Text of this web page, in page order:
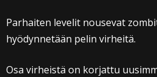
Parhaiten levelit nousevat
hyödynnetään pelin virheitä.
Osa virheistä on korjattu